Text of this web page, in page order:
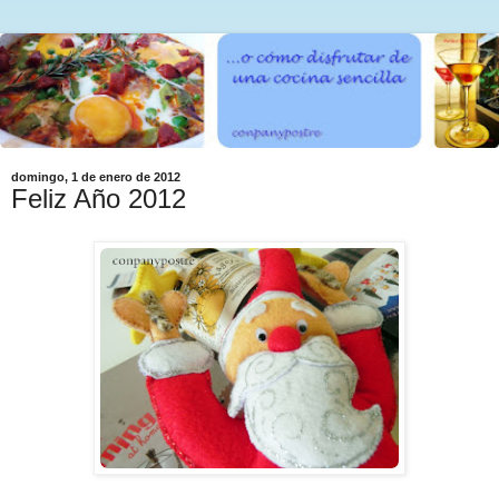
domingo, 1 de enero de 2012
Feliz Año 2012